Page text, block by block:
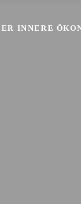
INNERE